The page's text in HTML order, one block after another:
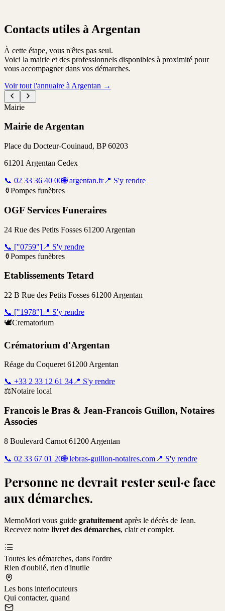
Contacts utiles à Argentan
À cette étape, vous n'êtes pas seul.
Voici la mairie et des professionnels disponibles à proximité pour
vous accompagner dans vos démarches.
Voir tout l'annuaire à Argentan →
Mairie
Mairie de Argentan
Place du Docteur-Couinaud, BP 60203
61201 Argentan Cedex
📞 02 33 36 40 00🌐 argentan.fr📍 S'y rendre
⚱️Pompes funèbres
OGF Services Funeraires
24 Rue des Petits Fosses 61200 Argentan
📞 ["0759"] 📍 S'y rendre
⚱️Pompes funèbres
Etablissements Tetard
22 B Rue des Petits Fosses 61200 Argentan
📞 ["1978"] 📍 S'y rendre
🕊️Crematorium
Crématorium d'Argentan
Réage du Coqueret 61200 Argentan
📞 +33 2 33 12 61 34📍 S'y rendre
⚖️Notaire local
Francois le Bras & Jean-Francois Guillon, Notaires
Associes
8 Boulevard Carnot 61200 Argentan
📞 02 33 67 01 20🌐 lebras-guillon-notaires.com 📍 S'y rendre
Personne ne devrait rester seul·e face
aux démarches.
MemoMori vous guide gratuitement après le décès de Jean.
Recevez notre livret des démarches, clair et complet.
Toutes les démarches, dans l'ordre
Rien d'oublié, rien d'inutile
Les bons interlocuteurs
Qui contacter, quand